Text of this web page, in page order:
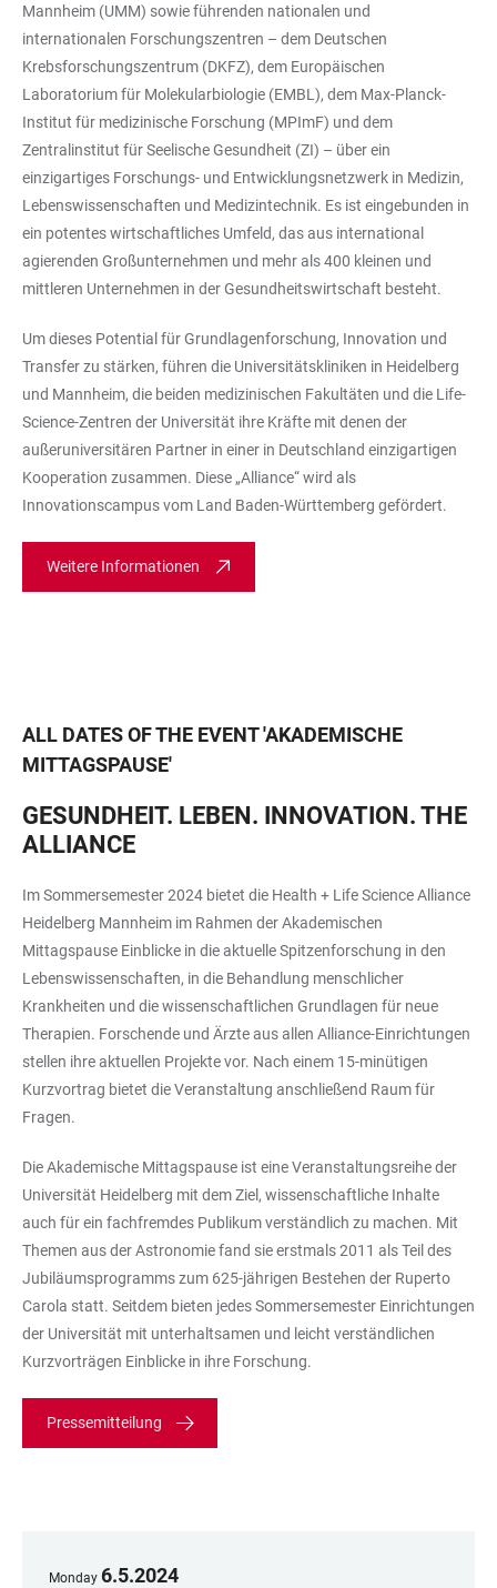
Mannheim (UMM) sowie führenden nationalen und
internationalen Forschungszentren – dem Deutschen
Krebsforschungszentrum (DKFZ), dem Europäischen
Laboratorium für Molekularbiologie (EMBL), dem Max-Planck-
Institut für medizinische Forschung (MPImF) und dem
Zentralinstitut für Seelische Gesundheit (ZI) – über ein
einzigartiges Forschungs- und Entwicklungsnetzwerk in Medizin,
Lebenswissenschaften und Medizintechnik. Es ist eingebunden in
ein potentes wirtschaftliches Umfeld, das aus international
agierenden Großunternehmen und mehr als 400 kleinen und
mittleren Unternehmen in der Gesundheitswirtschaft besteht.
Um dieses Potential für Grundlagenforschung, Innovation und
Transfer zu stärken, führen die Universitätskliniken in Heidelberg
und Mannheim, die beiden medizinischen Fakultäten und die Life-
Science-Zentren der Universität ihre Kräfte mit denen der
außeruniversitären Partner in einer in Deutschland einzigartigen
Kooperation zusammen. Diese „Alliance“ wird als
Innovationscampus vom Land Baden-Württemberg gefördert.
Weitere Informationen
ALL DATES OF THE EVENT'AKADEMISCHE
MITTAGSPAUSE'
GESUNDHEIT. LEBEN. INNOVATION. THE
ALLIANCE
Im Sommersemester 2024 bietet die Health + Life Science Alliance
Heidelberg Mannheim im Rahmen der Akademischen
Mittagspause Einblicke in die aktuelle Spitzenforschung in den
Lebenswissenschaften, in die Behandlung menschlicher
Krankheiten und die wissenschaftlichen Grundlagen für neue
Therapien. Forschende und Ärzte aus allen Alliance-Einrichtungen
stellen ihre aktuellen Projekte vor. Nach einem 15-minütigen
Kurzvortrag bietet die Veranstaltung anschließend Raum für
Fragen.
Die Akademische Mittagspause ist eine Veranstaltungsreihe der
Universität Heidelberg mit dem Ziel, wissenschaftliche Inhalte
auch für ein fachfremdes Publikum verständlich zu machen. Mit
Themen aus der Astronomie fand sie erstmals 2011 als Teil des
Jubiläumsprogramms zum 625-jährigen Bestehen der Ruperto
Carola statt. Seitdem bieten jedes Sommersemester Einrichtungen
der Universität mit unterhaltsamen und leicht verständlichen
Kurzvorträgen Einblicke in ihre Forschung.
Pressemitteilung
Monday 6.5.2024